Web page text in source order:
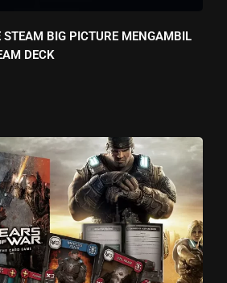
BIG PICTURE MENGAMBIL
DECK